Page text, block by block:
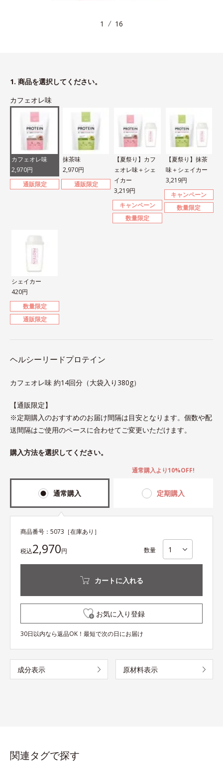
1 16
1. 商品を選択してください。
カフェオレ味
カフェオレ味
2,970円
通販限定
抹茶味
2,970円
通販限定
【夏祭り】カフ
ェオレ味＋シェ
イカー
3,219円
キャンペーン
数量限定
【夏祭り】抹茶
味＋シェイカー
3,219円
キャンペーン
数量限定
シェイカー
420円
数量限定
通販限定
ヘルシーリードプロテイン
カフェオレ味 約14回分（大袋入り380g）
【通販限定】
※定期購入のおすすめのお届け間隔は目安となります。個数や配
送間隔はご使用のペースに合わせてご変更いただけます。
購入方法を選択してください。
通常購入 定期購入
通常購入より10%OFF!
商品番号： 5073 ［在庫あり］
税込2,970円 数量
カートに入れる
お気に入り登録
30日以内なら返品OK！最短で次の日にお届け
成分表示 原材料表示
関連タグで探す